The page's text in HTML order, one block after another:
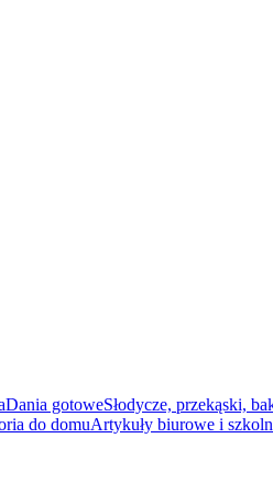
Dania gotoweSłodycze, przekąski,
do domuArtykuły biurowe i